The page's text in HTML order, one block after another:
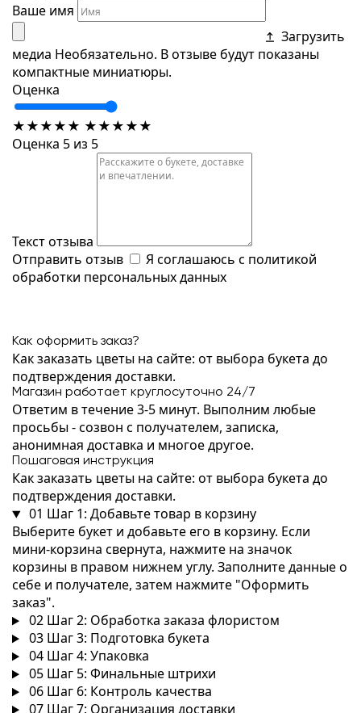
Ваше имя
Загрузить
медиа Необязательно. В отзыве будут показаны
компактные миниатюры.
Оценка
★★★★★ ★★★★★
Оценка 5 из 5
Текст отзыва
Отправить отзыв
Я соглашаюсь с политикой
обработки персональных данных
Как оформить заказ?
Как заказать цветы на сайте: от выбора букета до
подтверждения доставки.
Магазин работает круглосуточно 24/7
Ответим в течение 3-5 минут. Выполним любые
просьбы - созвон с получателем, записка,
анонимная доставка и многое другое.
Пошаговая инструкция
Как заказать цветы на сайте: от выбора букета до
подтверждения доставки.
01 Шаг 1: Добавьте товар в корзину
Выберите букет и добавьте его в корзину. Если
мини-корзина свернута, нажмите на значок
корзины в правом нижнем углу. Заполните данные о
себе и получателе, затем нажмите "Оформить
заказ".
02 Шаг 2: Обработка заказа флористом
03 Шаг 3: Подготовка букета
04 Шаг 4: Упаковка
05 Шаг 5: Финальные штрихи
06 Шаг 6: Контроль качества
07 Шаг 7: Организация доставки